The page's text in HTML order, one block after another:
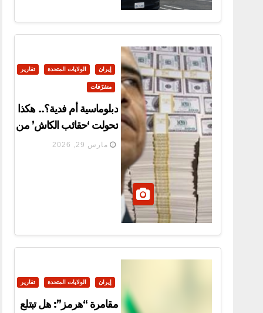
إيران الولايات المتحدة تقارير
متفرّقات
دبلوماسية أم فدية؟.. هكذا
تحولت ‘حقائب الكاش’ من
واشنطن إلى صواريخ في
مارس 29, 2026
إيران الولايات المتحدة تقارير
مقامرة “هرمز”: هل تبتلع